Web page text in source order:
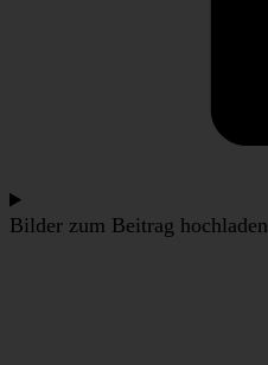
Bilder zum Beitrag hochladen